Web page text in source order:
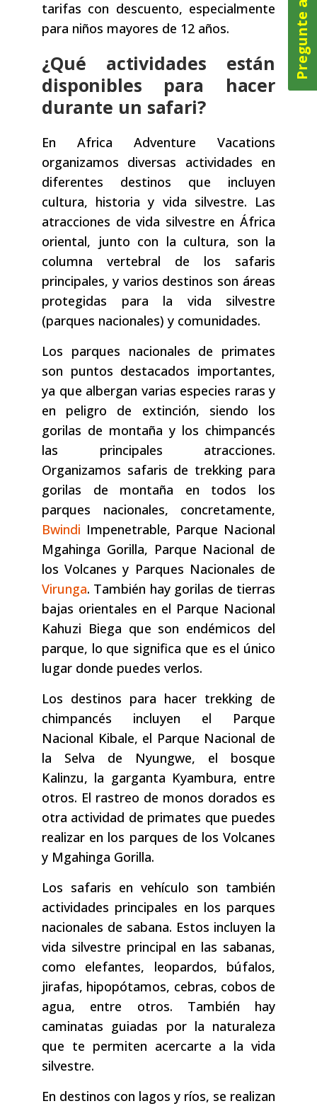
tarifas con descuento, especialmente
para niños mayores de 12 años.
¿Qué actividades están
disponibles para hacer
durante un safari?
En Africa Adventure Vacations
organizamos diversas actividades en
diferentes destinos que incluyen
cultura, historia y vida silvestre. Las
atracciones de vida silvestre en África
oriental, junto con la cultura, son la
columna vertebral de los safaris
principales, y varios destinos son áreas
protegidas para la vida silvestre
(parques nacionales) y comunidades.
Los parques nacionales de primates
son puntos destacados importantes,
ya que albergan varias especies raras y
en peligro de extinción, siendo los
gorilas de montaña y los chimpancés
las principales atracciones.
Organizamos safaris de trekking para
gorilas de montaña en todos los
parques nacionales, concretamente,
Bwindi Impenetrable, Parque Nacional
Mgahinga Gorilla, Parque Nacional de
los Volcanes y Parques Nacionales de
Virunga. También hay gorilas de tierras
bajas orientales en el Parque Nacional
Kahuzi Biega que son endémicos del
parque, lo que significa que es el único
lugar donde puedes verlos.
Los destinos para hacer trekking de
chimpancés incluyen el Parque
Nacional Kibale, el Parque Nacional de
la Selva de Nyungwe, el bosque
Kalinzu, la garganta Kyambura, entre
otros. El rastreo de monos dorados es
otra actividad de primates que puedes
realizar en los parques de los Volcanes
y Mgahinga Gorilla.
Los safaris en vehículo son también
actividades principales en los parques
nacionales de sabana. Estos incluyen la
vida silvestre principal en las sabanas,
como elefantes, leopardos, búfalos,
jirafas, hipopótamos, cebras, cobos de
agua, entre otros. También hay
caminatas guiadas por la naturaleza
que te permiten acercarte a la vida
silvestre.
En destinos con lagos y ríos, se realizan